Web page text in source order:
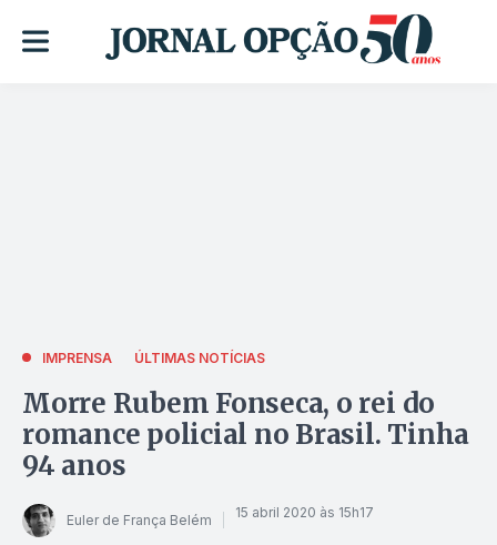
IMPRENSA ÚLTIMAS NOTÍCIAS
Morre Rubem Fonseca, o rei do
romance policial no Brasil. Tinha
94 anos
Euler de França Belém 15 abril 2020 às 15h17